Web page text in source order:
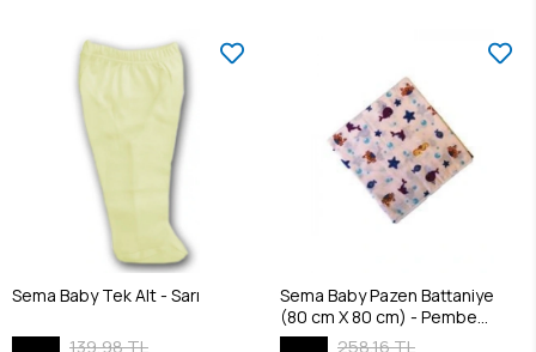
Sema Baby Tek Alt - Sarı
139,98 TL
Sema Baby Pazen Battaniye
(80 cm X 80 cm) - Pembe
8682476853117
258,16 TL